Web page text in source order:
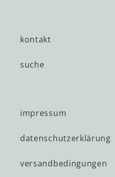
kontakt
suche
impressum
datenschutzerklärung
versandbedingungen